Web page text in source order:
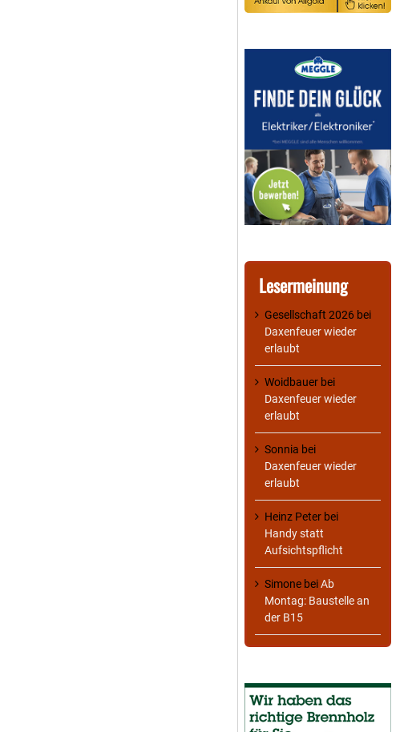
Lesermeinung
Gesellschaft 2026 bei
Daxenfeuer wieder
erlaubt
Woidbauer bei
Daxenfeuer wieder
erlaubt
Sonnia bei
Daxenfeuer wieder
erlaubt
Heinz Peter bei
Handy statt
Aufsichtspflicht
Simone beiAb
Montag: Baustelle an
der B15